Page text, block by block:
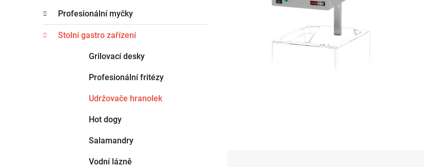
r
a
n
kategorie
a
t
Profesionální myčky
Stolní gastro zařízení
Grilovací desky
Profesionální fritézy
Udržovače hranolek
Hot dogy
Salamandry
Vodní lázně